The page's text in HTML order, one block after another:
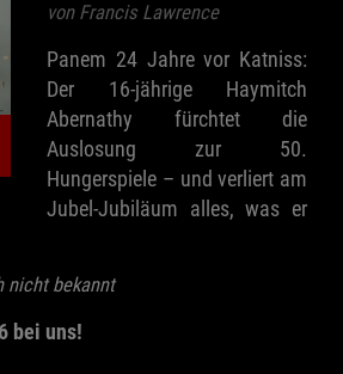
von Francis Lawrence
Panem 24 Jahre vor Katniss:
Der 16-jährige Haymitch
Abernathy fürchtet die
Auslosung zur 50.
Hungerspiele – und verliert am
Jubel-Jubiläum alles, was er
nicht bekannt
bei uns!